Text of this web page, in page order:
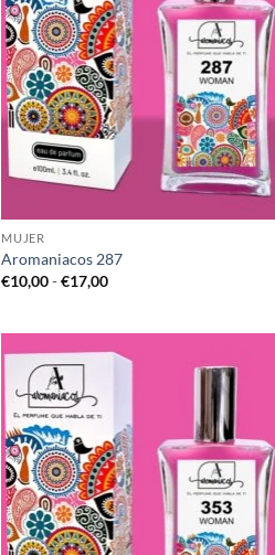
MUJER
Aromaniacos 287
€10,00 - €17,00Rango
hasta